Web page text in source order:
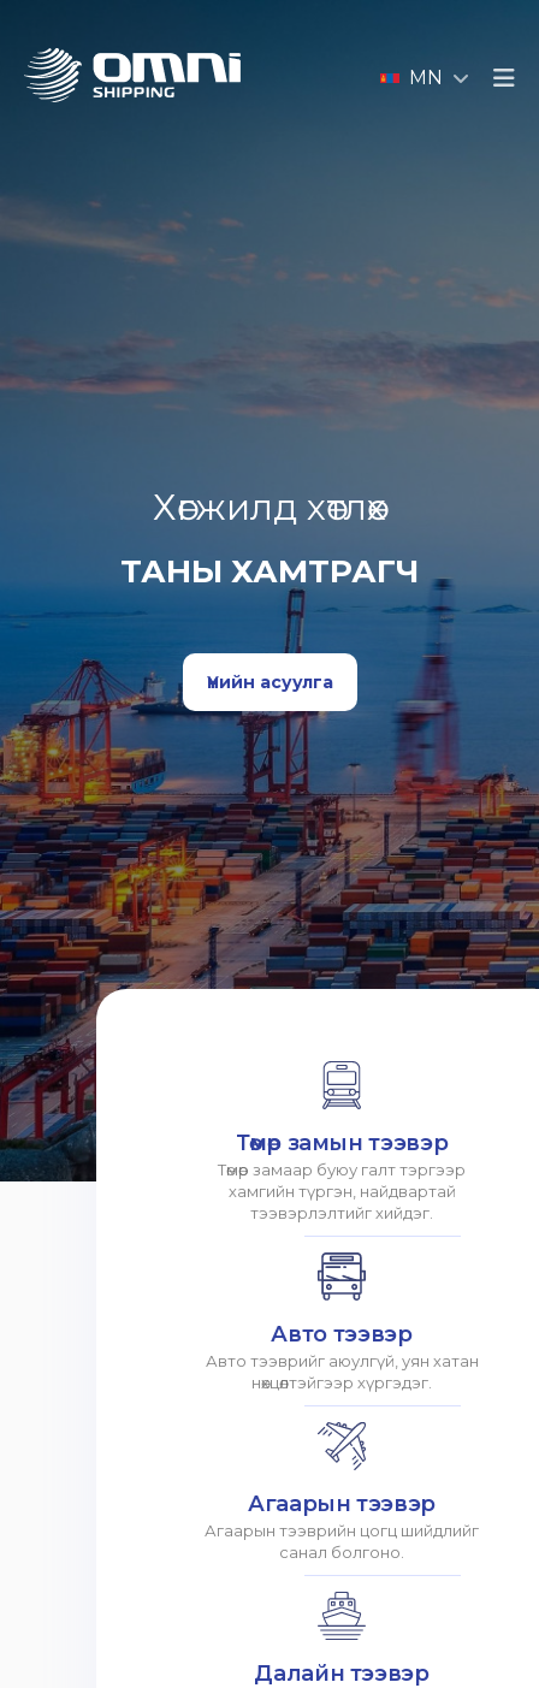
MN
Хөгжилд хөтлөх
ТАНЫ ХАМТРАГЧ
Үнийн асуулга
Төмөр замын тээвэр
Төмөр замаар буюу галт тэргээр
хамгийн түргэн, найдвартай
тээвэрлэлтийг хийдэг.
Авто тээвэр
Авто тээврийг аюулгүй, уян хатан
нөхцөлтэйгээр хүргэдэг.
Агаарын тээвэр
Агаарын тээврийн цогц шийдлийг
санал болгоно.
Далайн тээвэр